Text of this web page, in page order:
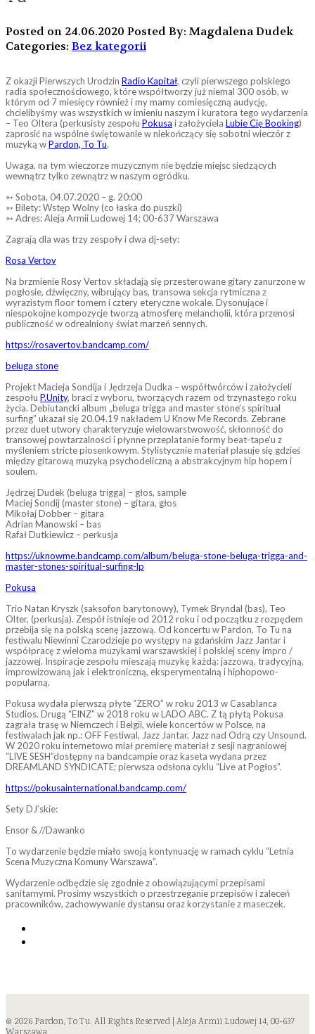
Posted on 24.06.2020 Posted By: Magdalena Dudek
Categories: Bez kategorii
Z okazji Pierwszych Urodzin Radio Kapitał, czyli pierwszego polskiego
radia społecznościowego, które współtworzy już niemal 300 osób, w
którym od 7 miesięcy również i my mamy comiesięczną audycję,
chcielibyśmy was wszystkich w imieniu naszym i kuratora tego wydarzenia
– Teo Oltera (perkusisty zespołu Pokusa i założyciela Lubie Cię Booking)
zaprosić na wspólne świętowanie w niekończący się sobotni wieczór z
muzyką wPardon, To Tu.
Uwaga, na tym wieczorze muzycznym nie będzie miejsc siedzących
wewnątrz tylko zewnątrz w naszym ogródku.
➳ Sobota, 04.07.2020 – g. 20:00
➳ Bilety: Wstęp Wolny (co łaska do puszki)
➳ Adres: Aleja Armii Ludowej 14; 00-637 Warszawa
Zagrają dla was trzy zespoły i dwa dj-sety:
Rosa Vertov
Na brzmienie Rosy Vertov składają się przesterowane gitary zanurzone w
pogłosie, dźwięczny, wibrujący bas, transowa sekcja rytmiczna z
wyrazistym floor tomem i cztery eteryczne wokale. Dysonujące i
niespokojne kompozycje tworzą atmosferę melancholii, która przenosi
publiczność w odrealniony świat marzeń sennych.
https://rosavertov.bandcamp.com/
beluga stone
Projekt Macieja Sondija i Jędrzeja Dudka – współtwórców i założycieli
zespołu P.Unity, braci z wyboru, tworzących razem od trzynastego roku
życia. Debiutancki album „beluga trigga and master stone’s spiritual
surfing” ukazał się 20.04.19 nakładem U Know Me Records. Zebrane
przez duet utwory charakteryzuje wielowarstwowość, skłonność do
transowej powtarzalności i płynne przeplatanie formy beat-tape’u z
myśleniem stricte piosenkowym. Stylistycznie materiał plasuje się gdzieś
między gitarową muzyką psychodeliczną a abstrakcyjnym hip hopem i
soulem.
Jędrzej Dudek (beluga trigga) – głos, sample
Maciej Sondij (master stone) – gitara, głos
Mikołaj Dobber – gitara
Adrian Manowski – bas
Rafał Dutkiewicz – perkusja
https://uknowme.bandcamp.com/album/beluga-stone-beluga-trigga-and-
master-stones-spiritual-surfing-lp
Pokusa
Trio Natan Kryszk (saksofon barytonowy), Tymek Bryndal (bas), Teo
Olter, (perkusja). Zespół istnieje od 2012 roku i od początku z rozpędem
przebija się na polską scenę jazzową. Od koncertu w Pardon, To Tu na
festiwalu Niewinni Czarodzieje po występy na gdańskim Jazz Jantar i
współpracę z wieloma muzykami warszawskiej i polskiej sceny impro /
jazzowej. Inspiracje zespołu mieszają muzykę każdą: jazzową, tradycyjną,
improwizowaną jak i elektroniczną, eksperymentalną i hiphopowo-
popularną.
Pokusa wydała pierwszą płyte “ZERO” w roku 2013 w Casablanca
Studios. Drugą “EINZ” w 2018 roku w LADO ABC. Z tą płytą Pokusa
zagrała trasę w Niemczech i Belgii, wiele koncertów w Polsce, na
festiwalach jak np.: OFF Festiwal, Jazz Jantar, Jazz nad Odrą czy Unsound.
W 2020 roku internetowo miał premierę materiał z sesji nagraniowej
“LIVE SESH”dostępny na bandcampie oraz kaseta wydana przez
DREAMLAND SYNDICATE; pierwsza odsłona cyklu “Live at Pogłos”.
https://pokusainternational.bandcamp.com/
Sety DJ’skie:
Ensor & //Dawanko
To wydarzenie będzie miało swoją kontynuację w ramach cyklu “Letnia
Scena Muzyczna Komuny Warszawa”.
Wydarzenie odbędzie się zgodnie z obowiązującymi przepisami
sanitarnymi. Prosimy wszystkich o przestrzeganie przepisów i zaleceń
pracowników, zachowywanie dystansu oraz korzystanie z maseczek.
© 2026 Pardon, To Tu. All Rights Reserved | Aleja Armii Ludowej 14, 00-637